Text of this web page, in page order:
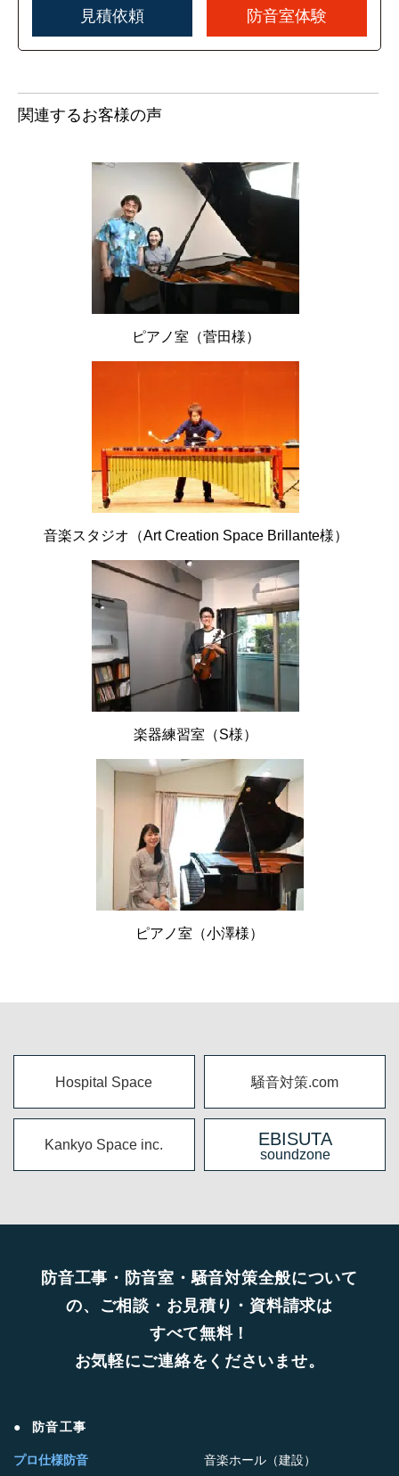
見積依頼 防音室体験
関連するお客様の声
ピアノ室（菅田様）
音楽スタジオ（Art Creation Space Brillante様）
楽器練習室（S様）
ピアノ室（小澤様）
Hospital Space 騒音対策.com
Kankyo Space inc. EBISUTA
soundzone
防音工事・防音室・騒音対策全般について
の、ご相談・お見積り・資料請求は
すべて無料！
お気軽にご連絡をくださいませ。
防音工事
プロ仕様防音
音楽ホール（建設）